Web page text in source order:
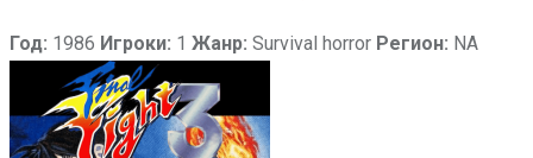
Год: 1986 Игроки: 1 Жанр: Survival horror Регион: NA